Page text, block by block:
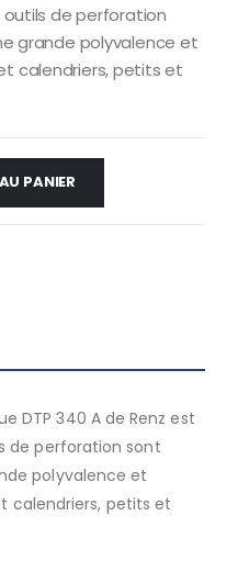
de perforation
grande polyvalence et
calendriers, petits et
PANIER
DTP 340 A de Renz est
de perforation sont
polyvalence et
calendriers, petits et